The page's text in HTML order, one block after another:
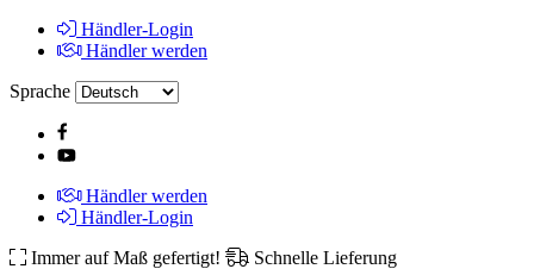
Händler-Login
Händler werden
Sprache
Händler werden
Händler-Login
Immer auf Maß gefertigt!
Schnelle Lieferung